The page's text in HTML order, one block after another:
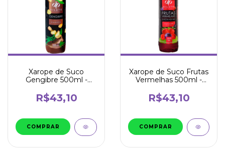
Xarope de Suco
Gengibre 500ml -
R$43,10
Xarope de Suco Frutas
Vermelhas 500ml -
R$43,10